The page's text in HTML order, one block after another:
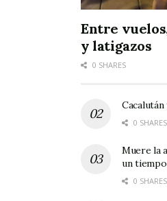
Entre
y latigazos
0 SHARES
0 SHARES
Muere la
un
0 SHARES